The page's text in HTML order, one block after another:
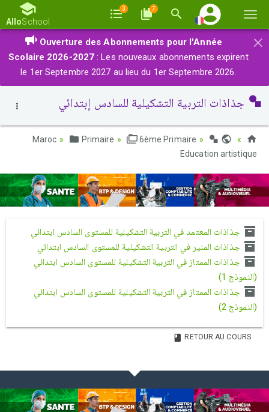
la
AlloSchool
3 7
×
Ouverture des Abonnements pour l'Année
Scolaire 2026-2027 : Les nouveaux abonnements expirent
le 1er Septembre 2027 au lieu du 1er Septembre 2026.
جذاذات التربية التشكيلية للسادس إبتدائي
Primaire
6ème Primaire
Education artistique
جذاذات المعتمد في التربية التشكيلية للمستوى السادس ابتدائي
جذاذات المنير في التربية التشكيلية للمستوى السادس ابتدائي
جذاذات الممتاز في التربية التشكيلية للمستوى السادس ابتدائي
(النموذج 1)
جذاذات الممتاز في التربية التشكيلية للمستوى السادس ابتدائي
(النموذج 2)
RETOUR AU COURS